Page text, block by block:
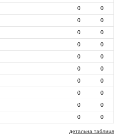
0
0
0
0
0
0
0
0
0
0
0
0
0
0
0
0
0
0
0 0
детальна таблиця